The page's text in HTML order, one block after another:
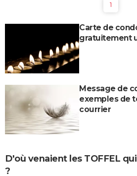
1
Carte de
gratuitement
Message de
exemples de
courrier
D'où venaient les TOFFEL
?